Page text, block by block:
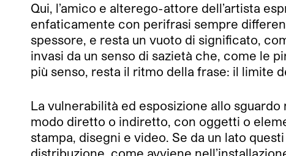
Qui, l’amico e alterego-attore dell’artista
enfaticamente con perifrasi sempre
spessore, e resta un vuoto di significato,
invasi da un senso di sazietà che, come le
più senso, resta il ritmo della frase: il limite
La vulnerabilità ed esposizione allo
modo diretto o indiretto, con oggetti o
stampa, disegni e video. Se da un lato